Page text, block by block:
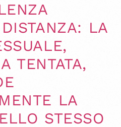
LA
TENTATA,
LA
STESSO